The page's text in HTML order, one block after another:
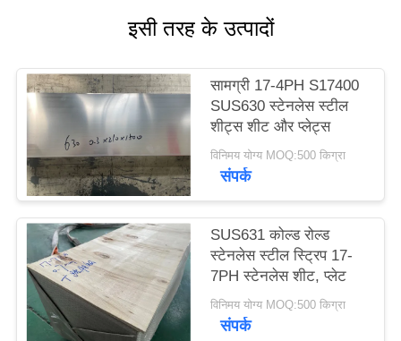
साइटमैप
PRIVACY
POLICY
इसी तरह के उत्पादों
सामग्री 17-4PH S17400
SUS630 स्टेनलेस स्टील
शीट्स शीट और प्लेट्स
विनिमय योग्य MOQ:500 किग्रा
संपर्क
SUS631 कोल्ड रोल्ड
स्टेनलेस स्टील स्ट्रिप 17-
7PH स्टेनलेस शीट, प्लेट
विनिमय योग्य MOQ:500 किग्रा
संपर्क